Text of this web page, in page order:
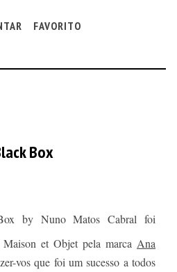
FAVORITO
Box
by Nuno Matos Cabral foi
Maison et Objet pela marca Ana
vos que foi um sucesso a todos